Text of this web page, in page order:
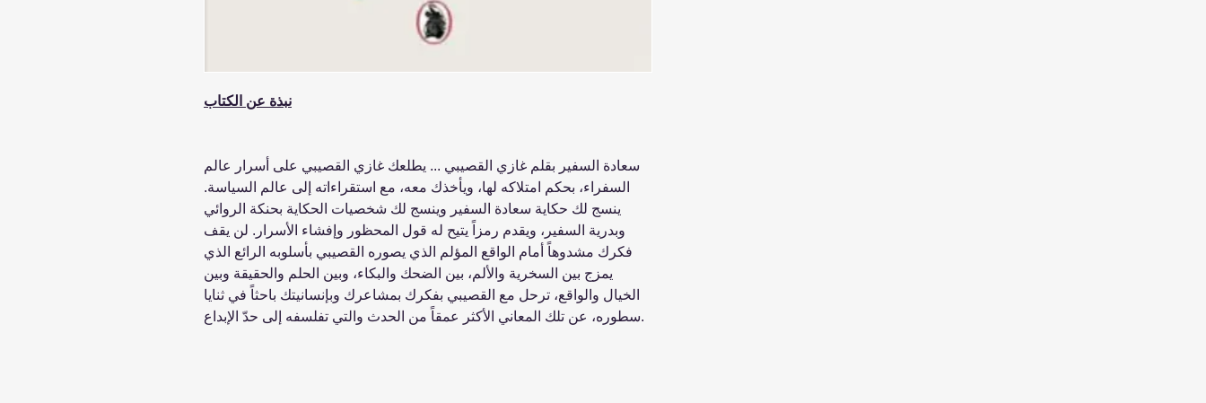
نبذة عن الكتاب
سعادة السفير بقلم غازي القصيبي ... يطلعك غازي القصيبي على أسرار عالم
السفراء، بحكم امتلاكه لها، ويأخذك معه، مع استقراءاته إلى عالم السياسة.
ينسج لك حكاية سعادة السفير وينسج لك شخصيات الحكاية بحنكة الروائي
وبدرية السفير، ويقدم رمزاً يتيح له قول المحظور وإفشاء الأسرار. لن يقف
فكرك مشدوهاً أمام الواقع المؤلم الذي يصوره القصيبي بأسلوبه الرائع الذي
يمزج بين السخرية والألم، بين الضحك والبكاء، وبين الحلم والحقيقة وبين
الخيال والواقع، ترحل مع القصيبي بفكرك بمشاعرك وبإنسانيتك باحثاً في ثنايا
سطوره، عن تلك المعاني الأكثر عمقاً من الحدث والتي تفلسفه إلى حدّ الإبداع.